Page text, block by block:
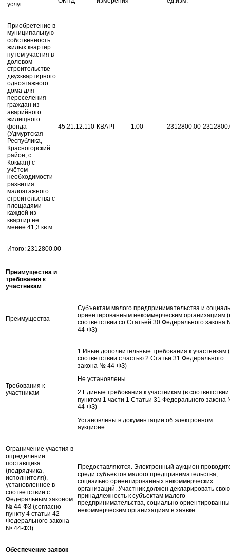
услуг
Приобретение в
муниципальную
собственность
жилых квартир
путем участия в
долевом
строительстве
двухквартирного
одноэтажного
дома для
переселения
граждан из
аварийного
жилищного
фонда
(Удмуртская
Республика,
Красногорский
район, с.
Кокман) с
учётом
необходимости
развития
малоэтажного
строительства с
площадями
каждой из
квартир не
менее 41,3 кв.м.
45.21.12.110 КВАРТ 1.00 2312800.00
Итого: 2312800.00
Преимущества и
требования к
участникам
Преимущества
Субъектам малого предпринимательства и
ориентированным некоммерческим организациям
соответствии со Статьей 30 Федерального закона
44-ФЗ)
Требования к
участникам
1 Иные дополнительные требования к участникам
соответствии с частью 2 Статьи 31 Федерального
закона № 44-ФЗ)
Не установлены
2 Единые требования к участникам (в соответствии
пунктом 1 части 1 Статьи 31 Федерального закона
44-ФЗ)
Установлены в документации об электронном
аукционе
Ограничение участия в
определении
поставщика
(подрядчика,
исполнителя),
установленное в
соответствии с
Федеральным законом
№ 44-ФЗ (согласно
пункту 4 статьи 42
Федерального закона
№ 44-ФЗ)
Предоставляются. Электронный аукцион
среди субъектов малого предпринимательства,
социально ориентированных некоммерческих
организаций. Участник должен декларировать свою
принадлежность к субъектам малого
предпринимательства, социально
некоммерческим организациям в заявке.
Обеспечение заявок